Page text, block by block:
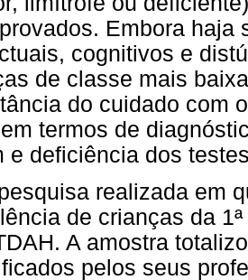
Embora
cognitivos e
de classe mais
do cuidado com
termos de
e deficiência dos
realizada em
de crianças da
A amostra
pelos seus